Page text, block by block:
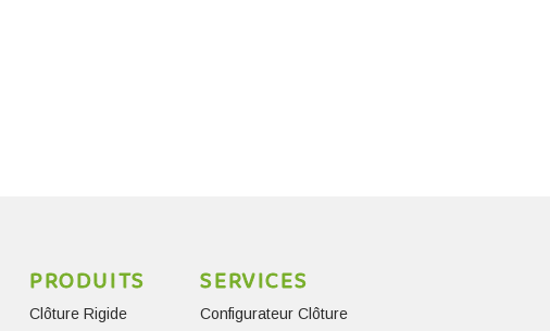
PRODUITS
Clôture Rigide
SERVICES
Configurateur Clôture